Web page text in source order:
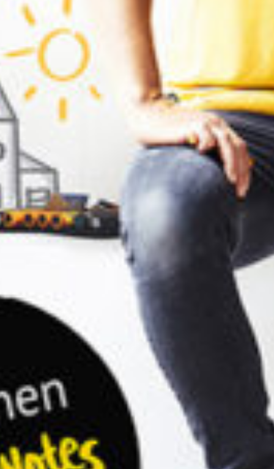
Meine Leistungen
Neuland Toolmaster®
Bücher
Portfolio